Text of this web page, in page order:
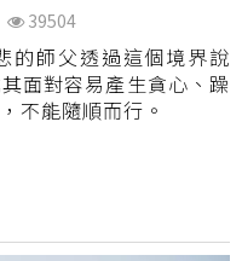
39504
的師父透過這個境界說
面對容易產生貪心、躁
不能隨順而行。